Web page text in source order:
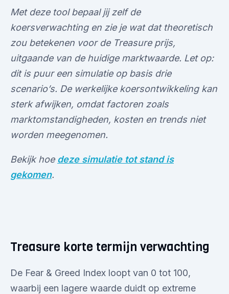
Met deze tool bepaal jij zelf de
koersverwachting en zie je wat dat theoretisch
zou betekenen voor de Treasure prijs,
uitgaande van de huidige marktwaarde. Let op:
dit is puur een simulatie op basis drie
scenario’s. De werkelijke koersontwikkeling kan
sterk afwijken, omdat factoren zoals
marktomstandigheden, kosten en trends niet
worden meegenomen.
Bekijk hoe deze simulatie tot stand is
gekomen.
Treasure korte termijn verwachting
De Fear & Greed Index loopt van 0 tot 100,
waarbij een lagere waarde duidt op extreme